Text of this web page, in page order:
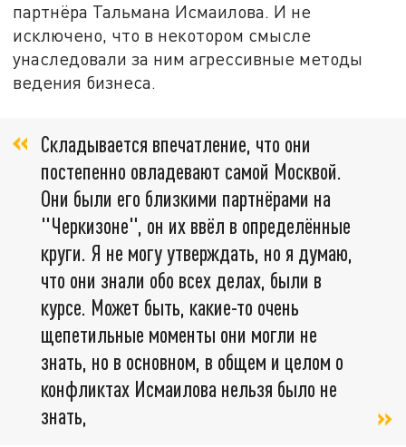
партнёра Тальмана Исмаилова. И не
исключено, что в некотором смысле
унаследовали за ним агрессивные методы
ведения бизнеса.
Складывается впечатление, что они
постепенно овладевают самой Москвой.
Они были его близкими партнёрами на
"Черкизоне", он их ввёл в определённые
круги. Я не могу утверждать, но я думаю,
что они знали обо всех делах, были в
курсе. Может быть, какие-то очень
щепетильные моменты они могли не
знать, но в основном, в общем и целом о
конфликтах Исмаилова нельзя было не
знать,